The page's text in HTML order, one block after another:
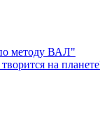
методу ВАЛ"
на